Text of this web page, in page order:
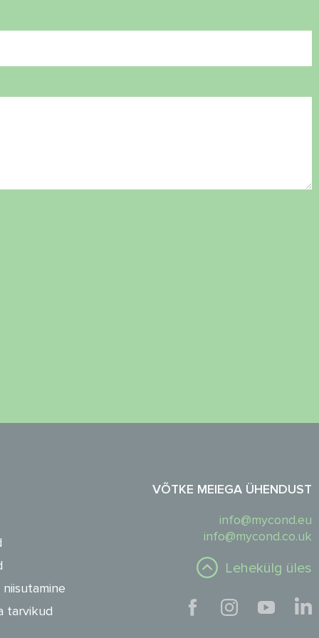
tarvikud
VÕTKE MEIEGA ÜHENDUST
info@mycond.eu
info@mycond.co.uk
Lehekülg üles